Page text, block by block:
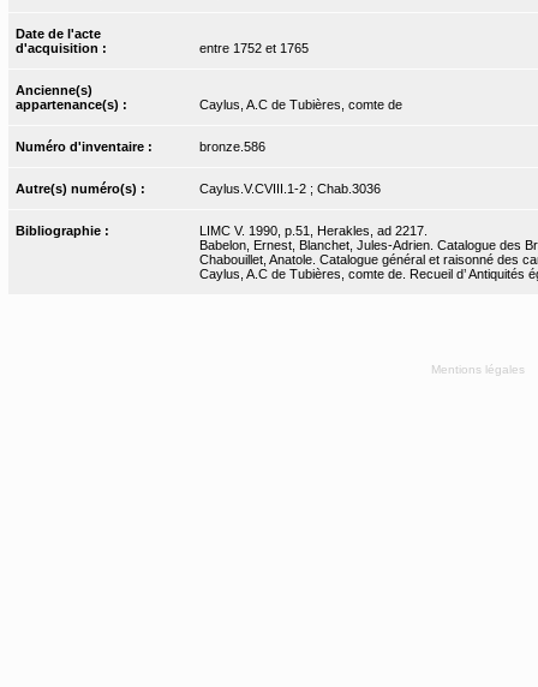
Date de l'acte
d'acquisition :
entre 1752 et 1765
Ancienne(s)
appartenance(s) :
Caylus, A.C de Tubières, comte de
Numéro d'inventaire : bronze.586
Autre(s) numéro(s) : Caylus.V.CVIII.1-2 ; Chab.3036
Bibliographie :
LIMC V. 1990, p.51, Herakles, ad 2217.
Babelon, Ernest, Blanchet, Jules-Adrien. Catalogue des
Chabouillet, Anatole. Catalogue général et raisonné des
Caylus, A.C de Tubières, comte de. Recueil d’
Mentions légales